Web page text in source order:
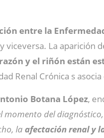
entre la
viceversa. La aparición
y el riñón están
Renal Crónica s
Botana López,
momento del
la afectación renal y